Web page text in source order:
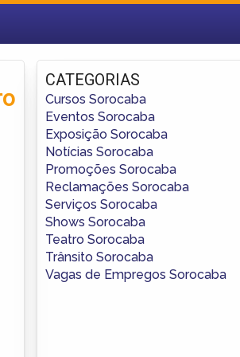
Fazer login
Criar conta
CATEGORIAS
Cursos Sorocaba
Eventos Sorocaba
Exposição Sorocaba
Notícias Sorocaba
Promoções Sorocaba
Reclamações Sorocaba
Serviços Sorocaba
Shows Sorocaba
Teatro Sorocaba
Trânsito Sorocaba
Vagas de Empregos Sorocaba